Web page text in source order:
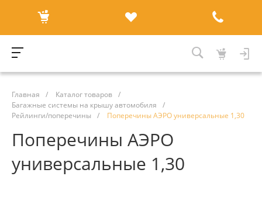
Главная / Каталог товаров /
Багажные системы на крышу автомобиля
/
Рейлинги/поперечины
/ Поперечины АЭРО универсальные 1,30
Поперечины АЭРО
универсальные 1,30